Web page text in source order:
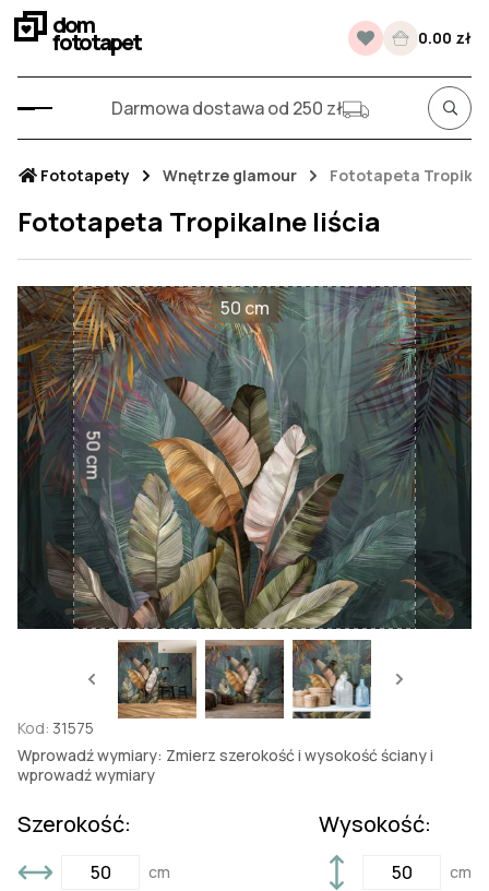
dom
fototapet 0.00 zł
Darmowa dostawa od 250 zł
Fototapety Wnętrze glamour Fototapeta
Fototapeta Tropikalne liścia
50 cm
50 cm
Kod: 31575
Wprowadź wymiary: Zmierz szerokość i wysokość ściany i
wprowadź wymiary
Szerokość:
cm
Wysokość:
cm